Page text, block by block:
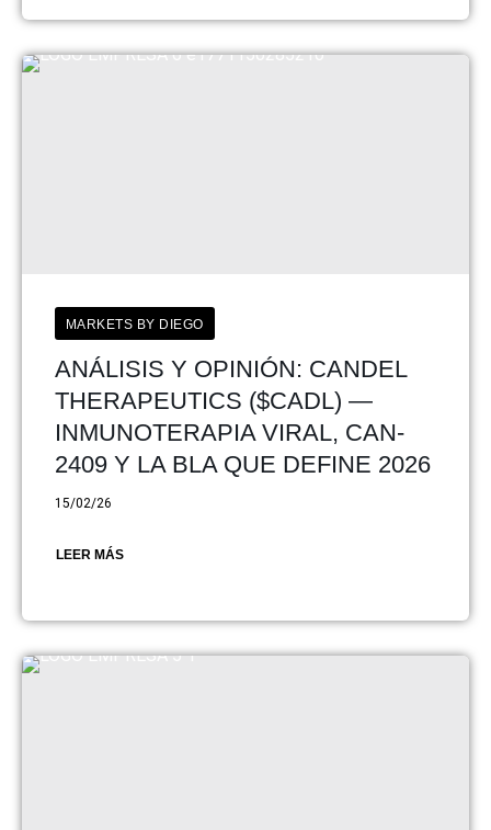
MARKETS BY DIEGO
ANÁLISIS Y OPINIÓN: CANDEL
THERAPEUTICS ($CADL) —
INMUNOTERAPIA VIRAL, CAN-
2409 Y LA BLA QUE DEFINE 2026
15/02/26
LEER MÁS